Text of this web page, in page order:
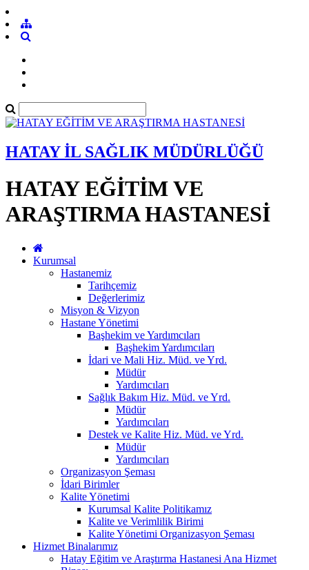
HATAY İL SAĞLIK MÜDÜRLÜĞÜ
HATAY EĞİTİM VE
ARAŞTIRMA HASTANESİ
Kurumsal
Hastanemiz
Tarihçemiz
Değerlerimiz
Misyon & Vizyon
Hastane Yönetimi
Başhekim ve Yardımcıları
Başhekim Yardımcıları
İdari ve Mali Hiz. Müd. ve Yrd.
Müdür
Yardımcıları
Sağlık Bakım Hiz. Müd. ve Yrd.
Müdür
Yardımcıları
Destek ve Kalite Hiz. Müd. ve Yrd.
Müdür
Yardımcıları
Organizasyon Şeması
İdari Birimler
Kalite Yönetimi
Kurumsal Kalite Politikamız
Kalite ve Verimlilik Birimi
Kalite Yönetimi Organizasyon Şeması
Hizmet Binalarımız
Hatay Eğitim ve Araştırma Hastanesi Ana Hizmet